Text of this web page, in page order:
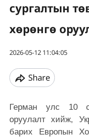
сургалтын
хөрөнгө
2026-05-12 11:04:05
Share
Герман улс 10
оруулалт хийж,
барих Европын